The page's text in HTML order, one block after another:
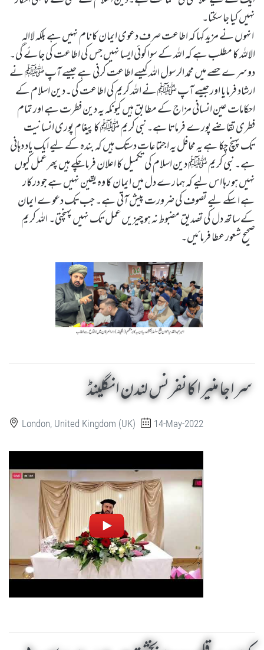
نہیں کیا جا سکتا۔
انہوں نے مزید کہا کہ اطاعت صرف دعوی ایمان کا نام نہیں ہے بلکہ لاالہ
الاللہ کا مطلب ہے کہ اللہ کے سوا کوئی ایسا نہیں جس کی اطاعت کی جائے گی۔
دوسرے حصے میں محمد الرسول اللہ کیسے اطاعت کرنی ہے جیسے آپ ﷺ نے
ارشاد فرمایا اور جیسے آپ ﷺ نے اللہ کریم کی اطاعت کی۔دین اسلام کے
احکامات عین انسانی مزاج کے مطابق ہیں کیونکہ یہ دین فطرت ہے اور تمام
فطری تقاضے پورے فرماتا ہے۔نبی کریم ﷺ کا پیغام پوری انسانیت
تک پہنچ چکا ہے یہ محافل یہ اجتماعات دستک ہیں کہ بندہ کے لیے ایک یاد دہانی
ہے۔نبی کریم ﷺ دین اسلام کی تکمیل کا اعلان فرما چکے ہیں پھر عمل کیوں
نہیں ہو رہا اس لیے کہ ہمارے دل میں ایمان کا وہ یقین نہیں ہے جو درکار
ہے ا سکے لیے تصوف کی ضرورت پیش آتی ہے۔ جب تک دعوے ایمان
کے ساتھ دل کی تصدیق مضبوط نہ ہو چیزیں عمل تک نہیں پہنچتی۔ اللہ کریم
صحیح شعور عطا فرمائیں۔
سراجا منیرا کانفرنس لندن انگلینڈ
London, United Kingdom (UK) 14-May-2022